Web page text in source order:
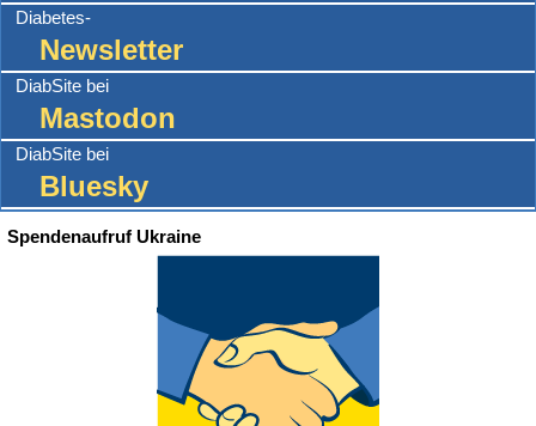
Diabetes-
Newsletter
DiabSite bei
Mastodon
DiabSite bei
Bluesky
Spendenaufruf Ukraine